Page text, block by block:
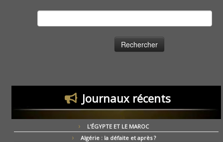
Journaux récents
L’ÉGYPTE ET LE MAROC
Algérie : la défaite et après ?